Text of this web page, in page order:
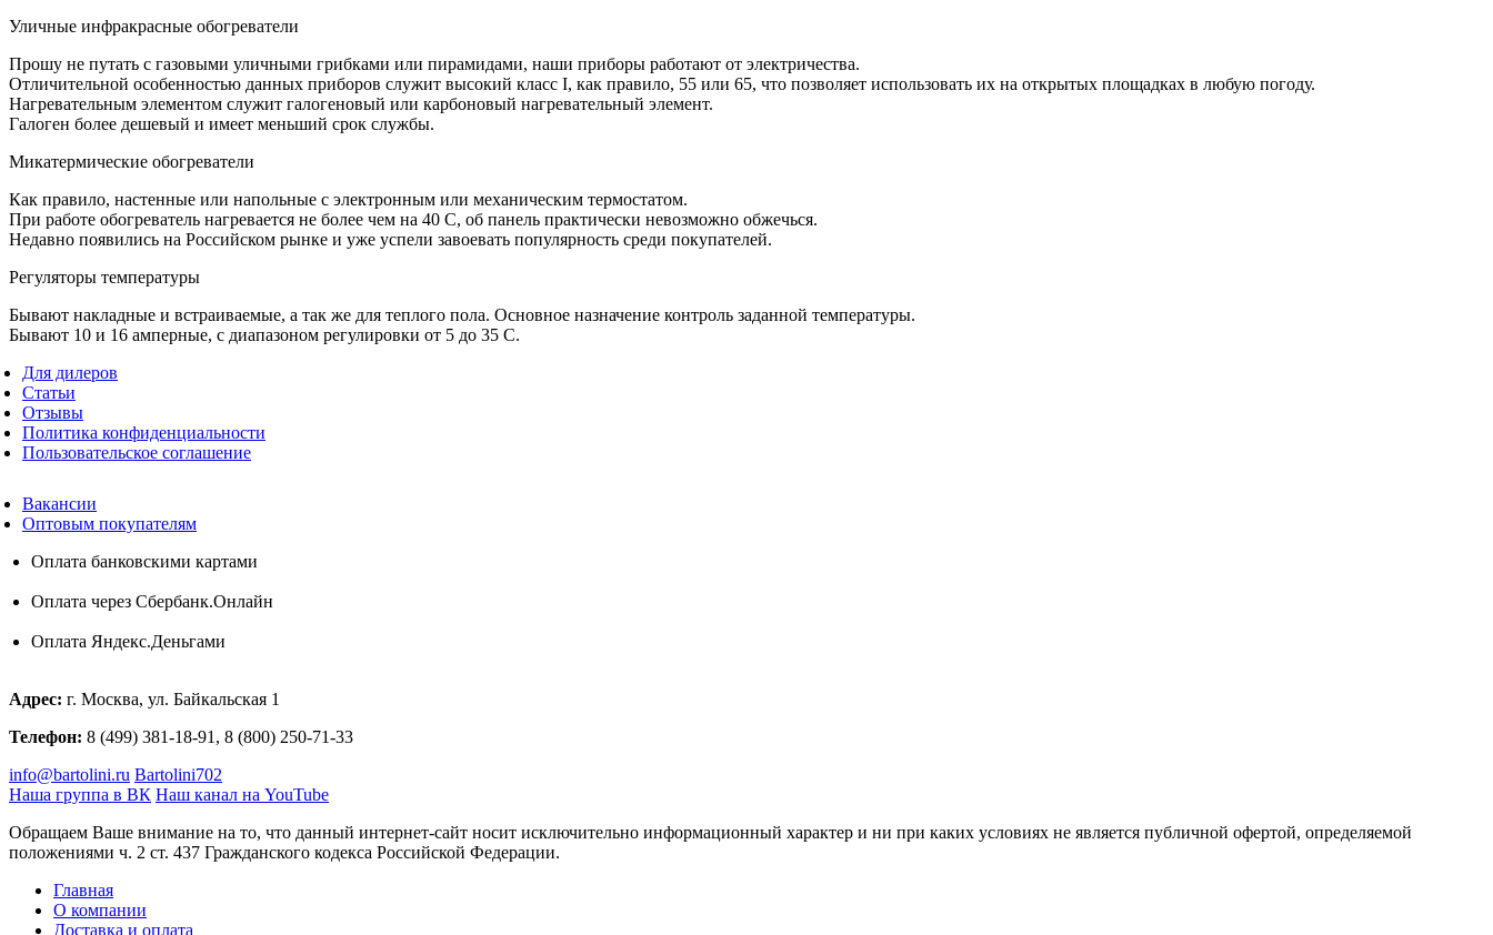
Уличные инфракрасные обогреватели
Прошу не путать с газовыми уличными грибками или пирамидами, наши приборы работают от электричества.
Отличительной особенностью данных приборов служит высокий класс I, как правило, 55 или 65, что позволяет использовать их на открытых площадках в любую погоду.
Нагревательным элементом служит галогеновый или карбоновый нагревательный элемент.
Галоген более дешевый и имеет меньший срок службы.
Микатермические обогреватели
Как правило, настенные или напольные с электронным или механическим термостатом.
При работе обогреватель нагревается не более чем на 40 С, об панель практически невозможно обжечься.
Недавно появились на Российском рынке и уже успели завоевать популярность среди покупателей.
Регуляторы температуры
Бывают накладные и встраиваемые, а так же для теплого пола. Основное назначение контроль заданной температуры.
Бывают 10 и 16 амперные, с диапазоном регулировки от 5 до 35 С.
Для дилеров
Статьи
Отзывы
Политика конфиденциальности
Пользовательское соглашение
Вакансии
Оптовым покупателям
Оплата банковскими картами
Оплата через Сбербанк.Онлайн
Оплата Яндекс.Деньгами
Адрес: г. Москва, ул. Байкальская 1
Телефон: 8 (499) 381-18-91, 8 (800) 250-71-33
info@bartolini.ru Bartolini702
Наша группа в ВК Наш канал на YouTube
Обращаем Ваше внимание на то, что данный интернет-сайт носит исключительно информационный характер и ни при каких условиях не является публичной офертой, определяемой
положениями ч. 2 ст. 437 Гражданского кодекса Российской Федерации.
Главная
О компании
Доставка и оплата